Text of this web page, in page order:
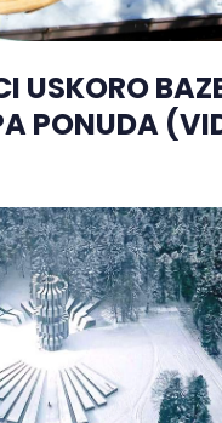
USKORO
PONUDA